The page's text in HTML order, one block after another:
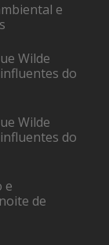
e
Wilde
do
Wilde
do
e
de